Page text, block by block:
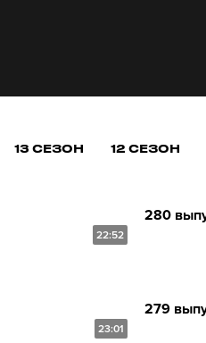
13 СЕЗОН 12 СЕЗОН
22:52
280
23:01
279